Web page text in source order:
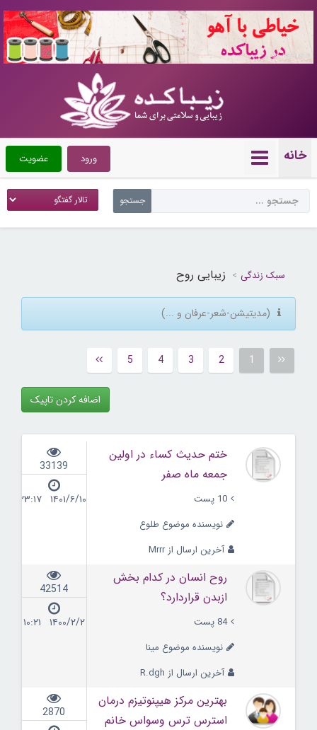
10721859
خانه عضویت ورود
سبک زندگی زیبایی روح
(مدیتیشن-شعر-عرفان و ...)
1
2
3
4
5
اضافه کردن تاپیک
ختم حديث كساء در اولين
جمعه ماه صفر
10 پست
نویسنده موضوع طلوع
آخرین ارسال از Mrrr
33139
۱۴۰۱/۶/۱۰ ۲۳:۱۷
روح انسان در کدام بخش
ازبدن قراردارد؟
84 پست
نویسنده موضوع مینا
آخرین ارسال از R.dgh
42514
۱۴۰۰/۲/۲ ۱۰:۲۱
بهترین مرکز هیپنوتیزم درمان
استرس ترس وسواس خانم
2870